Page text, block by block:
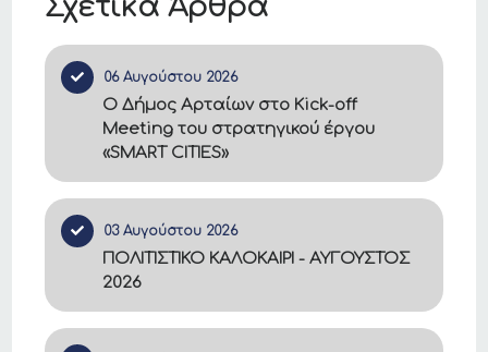
Σχετικά Άρθρα
06 Αυγούστου 2026
Ο Δήμος Αρταίων στο Kick-off
Meeting του στρατηγικού έργου
«SMART CITIES»
03 Αυγούστου 2026
ΠΟΛΙΤΙΣΤΙΚΟ ΚΑΛΟΚΑΙΡΙ - ΑΥΓΟΥΣΤΟΣ
2026